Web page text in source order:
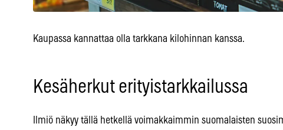
Kaupassa kannattaa olla tarkkana kilohinnan kanssa.
Kesäherkut erityistarkkailussa
Ilmiö näkyy tällä hetkellä voimakkaimmin suomalaisten